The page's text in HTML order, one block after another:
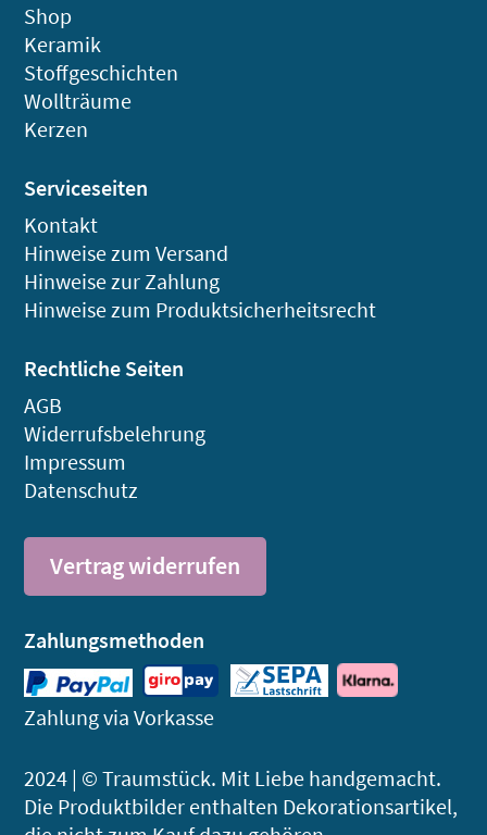
Shop
Keramik
Stoffgeschichten
Wollträume
Kerzen
Serviceseiten
Kontakt
Hinweise zum Versand
Hinweise zur Zahlung
Hinweise zum Produktsicherheitsrecht
Rechtliche Seiten
AGB
Widerrufsbelehrung
Impressum
Datenschutz
Vertrag widerrufen
Zahlungsmethoden
Zahlung via Vorkasse
2024 | © Traumstück. Mit Liebe handgemacht.
Die Produktbilder enthalten Dekorations­artikel,